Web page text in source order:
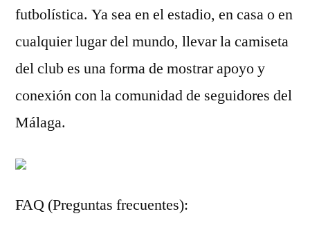
futbolística. Ya sea en el estadio, en casa o en
cualquier lugar del mundo, llevar la camiseta
del club es una forma de mostrar apoyo y
conexión con la comunidad de seguidores del
Málaga.
FAQ (Preguntas frecuentes):